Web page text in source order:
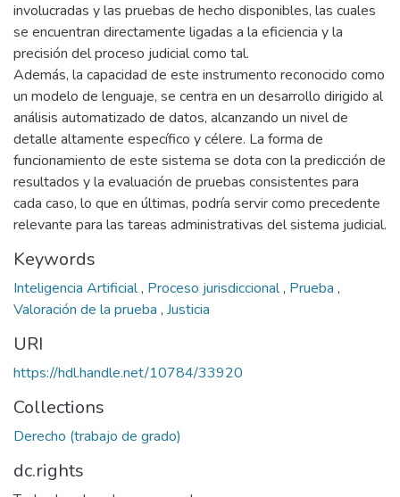
involucradas y las pruebas de hecho disponibles, las cuales
se encuentran directamente ligadas a la eficiencia y la
precisión del proceso judicial como tal.
Además, la capacidad de este instrumento reconocido como
un modelo de lenguaje, se centra en un desarrollo dirigido al
análisis automatizado de datos, alcanzando un nivel de
detalle altamente específico y célere. La forma de
funcionamiento de este sistema se dota con la predicción de
resultados y la evaluación de pruebas consistentes para
cada caso, lo que en últimas, podría servir como precedente
relevante para las tareas administrativas del sistema judicial.
Keywords
Inteligencia Artificial, Proceso jurisdiccional, Prueba ,
Valoración de la prueba , Justicia
URI
https://hdl.handle.net/10784/33920
Collections
Derecho (trabajo de grado)
dc.rights